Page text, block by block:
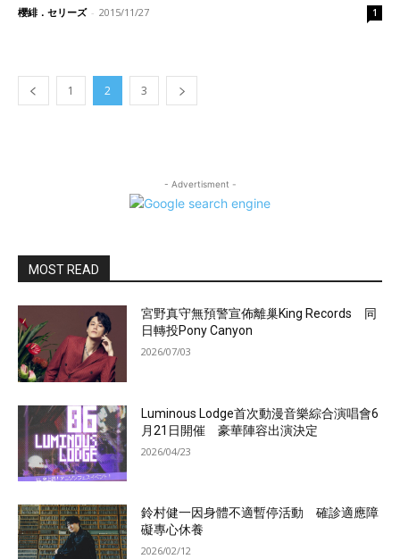
櫻緋．セリーズ - 2015/11/27 1
1 2 3
- Advertisment -
MOST READ
宮野真守無預警宣佈離巢King Records 同
日轉投Pony Canyon
2026/07/03
Luminous Lodge首次動漫音樂綜合演唱會6
月21日開催 豪華陣容出演決定
2026/04/23
鈴村健一因身體不適暫停活動 確診適應障
礙專心休養
2026/02/12